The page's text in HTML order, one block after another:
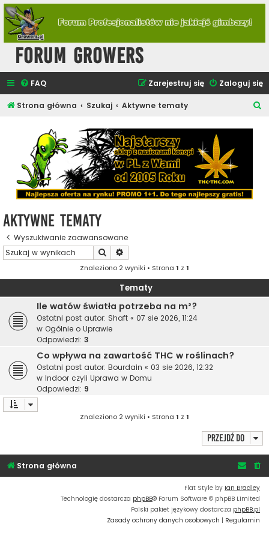
Forum Growers
FAQ Zaloguj się
Zarejestruj się
Strona główna Szukaj Aktywne tematy
Aktywne tematy
Wyszukiwanie zaawansowane
Szukaj
Znaleziono 2 wyniki • Strona 1 z 1
Tematy
Ile watów światła potrzeba na m²?
Ostatni post autor: Shaft « 07 sie 2026, 11:24
w Ogólnie o Uprawie
Odpowiedzi: 3
Co wpływa na zawartość THC w roślinach?
Ostatni post autor: Bourdain « 03 sie 2026, 12:32
w Indoor czyli Uprawa w Domu
Odpowiedzi: 9
Znaleziono 2 wyniki • Strona 1 z 1
Przejdź do
Strona główna
Flat Style by Ian Bradley
Technologię dostarcza phpBB® Forum Software © phpBB Limited
Polski pakiet językowy dostarcza phpBB.pl
Zasady ochrony danych osobowych | Regulamin